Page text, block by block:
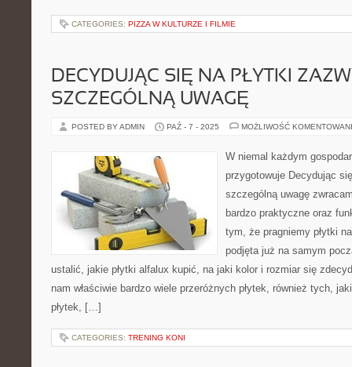
CATEGORIES: PIZZA W KULTURZE I FILMIE
DECYDUJĄC SIĘ NA PŁYTKI
SZCZEGÓLNĄ UWAGĘ
POSTED BY ADMIN PAŹ - 7 - 2025 MOŻLIWOŚĆ
W niemal każdym
przygotowuje Decydując
szczególną uwagę
bardzo praktyczne oraz
tym, że pragniemy płytki
podjęta już na samym
ustalić, jakie płytki alfalux kupić, na jaki kolor i rozmiar się
nam właściwie bardzo wiele przeróżnych płytek, również tych,
płytek, […]
CATEGORIES: TRENING KONI